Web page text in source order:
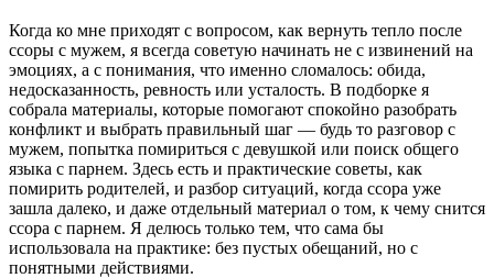
Когда ко мне приходят с вопросом, как вернуть тепло после
ссоры с мужем, я всегда советую начинать не с извинений на
эмоциях, а с понимания, что именно сломалось: обида,
недосказанность, ревность или усталость. В подборке я
собрала материалы, которые помогают спокойно разобрать
конфликт и выбрать правильный шаг — будь то разговор с
мужем, попытка помириться с девушкой или поиск общего
языка с парнем. Здесь есть и практические советы, как
помирить родителей, и разбор ситуаций, когда ссора уже
зашла далеко, и даже отдельный материал о том, к чему снится
ссора с парнем. Я делюсь только тем, что сама бы
использовала на практике: без пустых обещаний, но с
понятными действиями.